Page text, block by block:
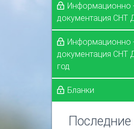
Информационно
документация СНТ
Информационно
документация СНТ
год
Бланки
Последние